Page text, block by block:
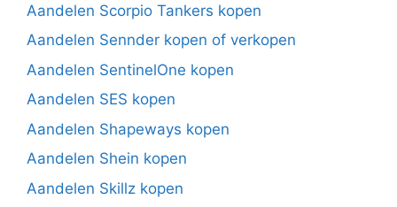
Aandelen Scorpio Tankers kopen
Aandelen Sennder kopen of verkopen
Aandelen SentinelOne kopen
Aandelen SES kopen
Aandelen Shapeways kopen
Aandelen Shein kopen
Aandelen Skillz kopen